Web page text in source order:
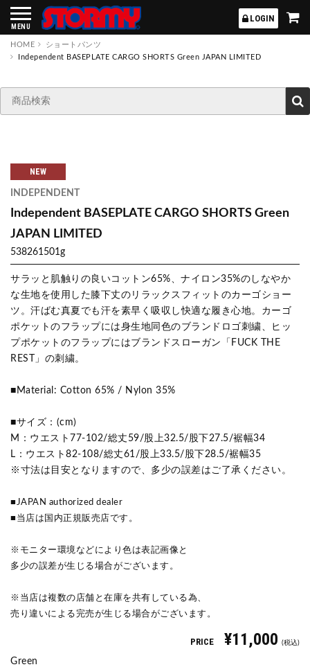
MENU
LOGIN
HOME
ショートパンツ
Independent BASEPLATE CARGO SHORTS Green JAPAN LIMITED
NEW
INDEPENDENT
Independent BASEPLATE CARGO SHORTS Green
JAPAN LIMITED
538261501g
サラッと肌触りの良いコットン65%、ナイロン35%のしなやか
な生地を使用した膝下丈のリラックスフィットのカーゴショー
ツ。汗ばむ真夏でも汗を素早く吸収し快適な履き心地。カーゴ
ポケットのフラップには身生地同色のブランドロゴ刺繍、ヒッ
プポケットのフラップにはブランドスローガン「FUCK THE
REST」の刺繍。
■Material: Cotton 65% / Nylon 35%
■サイズ：(cm)
M：ウエスト77-102/総丈59/股上32.5/股下27.5/裾幅34
L：ウエスト82-108/総丈61/股上33.5/股下28.5/裾幅35
※寸法は目安となりますので、多少の誤差はご了承ください。
■JAPAN authorized dealer
■当店は国内正規販売店です。
※モニター環境などにより色は表記画像と
多少の誤差が生じる場合がございます。
※当店は複数の店舗と在庫を共有している為、
売り違いによる完売が生じる場合がございます。
PRICE ¥11,000 (税込)
Green